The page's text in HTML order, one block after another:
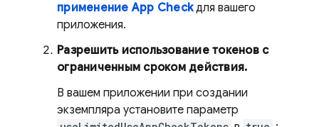
применениеApp Checkдля вашего
приложения.
Разрешить использование токенов с
ограниченным сроком действия.
В вашем приложении при создании
экземпляра установите параметр